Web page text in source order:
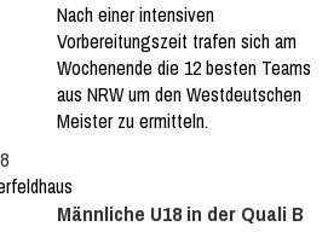
Nach einer intensiven
Vorbereitungszeit trafen sich am
Wochenende die 12 besten Teams
aus NRW um den Westdeutschen
Meister zu ermitteln.
Männliche U18 in der Quali B